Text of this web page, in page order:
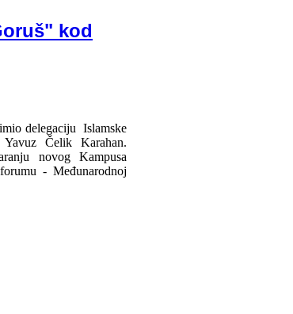
kod
delegaciju Islamske
Čelik Karahan.
novog Kampusa
- Međunarodnoj